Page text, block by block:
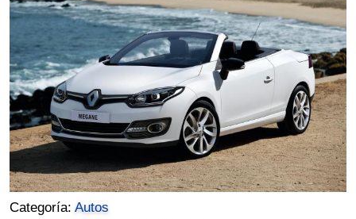
Categoría:Autos